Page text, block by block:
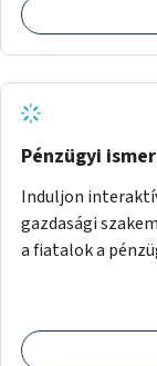
Pénzügyi
Induljon
gazdasági
a fiatalok a
számára,
helyszínen iskolai